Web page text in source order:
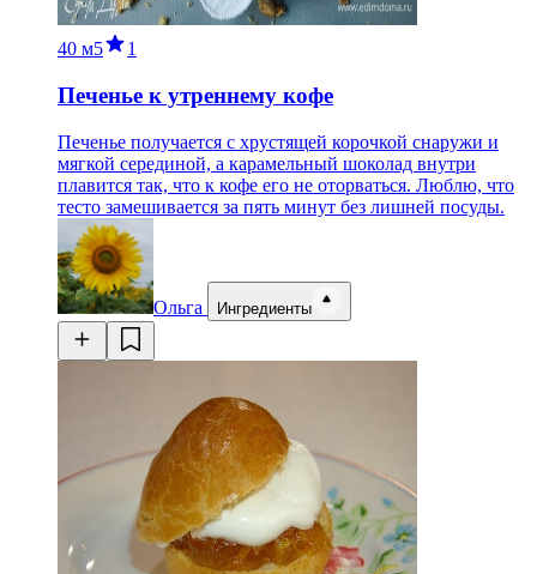
40 м5 1
Печенье к утреннему кофе
Печенье получается с хрустящей корочкой снаружи и
мягкой серединой, а карамельный шоколад внутри
плавится так, что к кофе его не оторваться. Люблю, что
тесто замешивается за пять минут без лишней посуды.
Ольга Ингредиенты